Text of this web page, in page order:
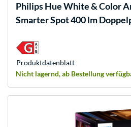
Philips HueWhite & Color
Smarter Spot 400 lm
Nicht lagernd, ab Bestellung
Produkt­datenblatt